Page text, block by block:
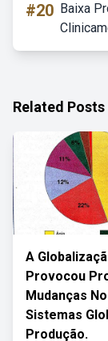
#20 Baixa
Related Posts
A
Provocou
Mudanças
Sistemas
Produção.